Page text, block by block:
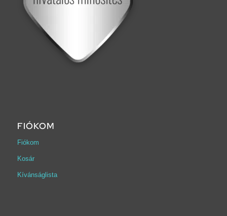
FIÓKOM
Fiókom
Kosár
Kívánságlista